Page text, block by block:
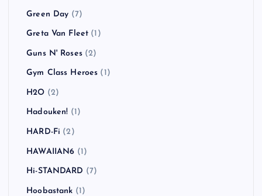
Green Day (7)
Greta Van Fleet (1)
Guns N' Roses(2)
Gym Class Heroes (1)
H2O (2)
Hadouken! (1)
HARD-Fi (2)
HAWAIIAN6 (1)
Hi-STANDARD (7)
Hoobastank (1)